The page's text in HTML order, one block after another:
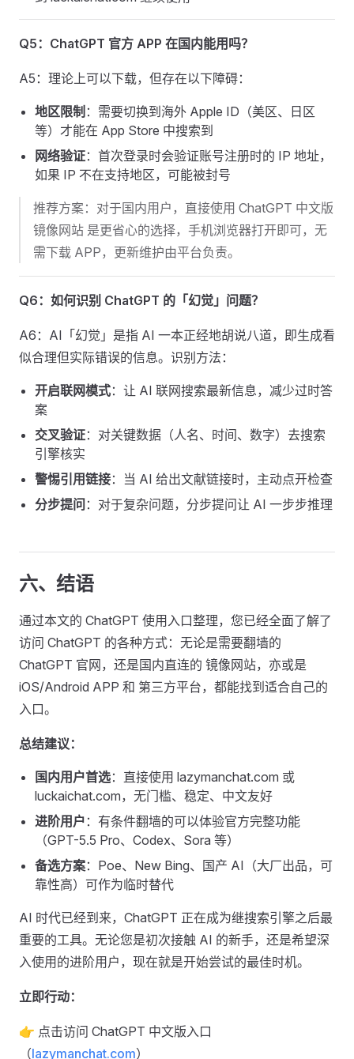
Q5：ChatGPT 官方 APP 在国内能用吗？
A5：理论上可以下载，但存在以下障碍：
地区限制 ：需要切换到海外 Apple ID（美区、日区
等）才能在 App Store 中搜索到
网络验证：首次登录时会验证账号注册时的 IP 地址，
如果 IP 不在支持地区，可能被封号
推荐方案：对于国内用户，直接使用 ChatGPT 中文版
镜像网站 是更省心的选择，手机浏览器打开即可，无
需下载 APP，更新维护由平台负责。
Q6：如何识别 ChatGPT 的「幻觉」问题？
A6：AI「幻觉」是指 AI 一本正经地胡说八道，即生成看
似合理但实际错误的信息。识别方法：
开启联网模式：让 AI 联网搜索最新信息，减少过时答
案
交叉验证：对关键数据（人名、时间、数字）去搜索
引擎核实
警惕引用链接：当 AI 给出文献链接时，主动点开检查
分步提问 ：对于复杂问题，分步提问让 AI 一步步推理
六、结语
通过本文的 ChatGPT 使用入口整理，您已经全面了解了
访问 ChatGPT 的各种方式：无论是需要翻墙的
ChatGPT 官网，还是国内直连的 镜像网站，亦或是
iOS/Android APP 和 第三方平台，都能找到适合自己的
入口。
总结建议：
国内用户首选：直接使用 lazymanchat.com 或
luckaichat.com，无门槛、稳定、中文友好
进阶用户 ：有条件翻墙的可以体验官方完整功能
（GPT-5.5 Pro、Codex、Sora 等）
备选方案：Poe、New Bing、国产 AI（大厂出品，可
靠性高）可作为临时替代
AI 时代已经到来，ChatGPT 正在成为继搜索引擎之后最
重要的工具。无论您是初次接触 AI 的新手，还是希望深
入使用的进阶用户，现在就是开始尝试的最佳时机。
立即行动：
👉 点击访问 ChatGPT 中文版入口
（lazymanchat.com）